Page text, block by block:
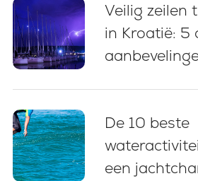
Veilig zeilen
in Kroatië: 5
De 10 beste
een